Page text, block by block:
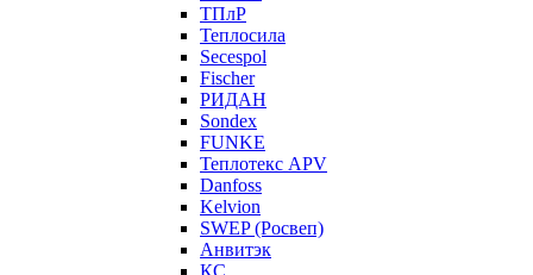
ТПлР
Теплосила
Secespol
Fischer
РИДАН
Sondex
FUNKE
Теплотекс APV
Danfoss
Kelvion
SWEP (Росвеп)
Анвитэк
КС